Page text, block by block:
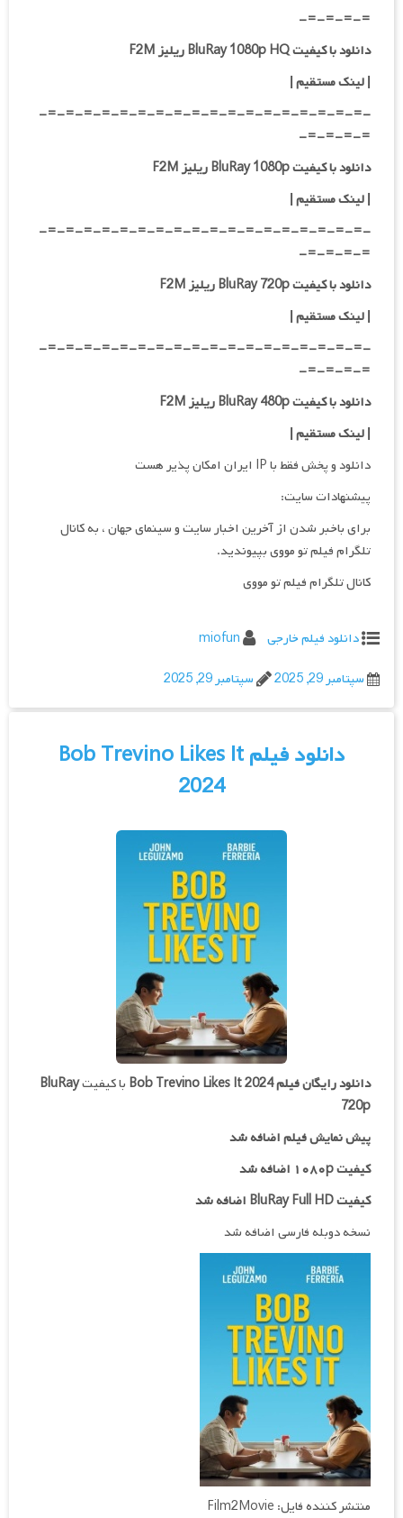
=-=-=-=-
دانلود با کیفیت BluRay 1080p HQ ریلیز F2M
| لینک مستقیم |
-=-=-=-=-=-=-=-=-=-=-=-=-=-=-=-=-=-=-
=-=-=-=-
دانلود با کیفیت BluRay 1080p ریلیز F2M
| لینک مستقیم |
-=-=-=-=-=-=-=-=-=-=-=-=-=-=-=-=-=-=-
=-=-=-=-
دانلود با کیفیت BluRay 720p ریلیز F2M
| لینک مستقیم |
-=-=-=-=-=-=-=-=-=-=-=-=-=-=-=-=-=-=-
=-=-=-=-
دانلود با کیفیت BluRay 480p ریلیز F2M
| لینک مستقیم |
دانلود و پخش فقط با IP ایران امکان پذیر هست
پیشنهادات سایت:
برای باخبر شدن از آخرین اخبار سایت و سینمای جهان ، به کانال
تلگرام فیلم تو مووی بپیوندید.
کانال تلگرام فیلم تو مووی
دانلود فیلم خارجی
miofun
سپتامبر 29, 2025
سپتامبر 29, 2025
دانلود فیلم Bob Trevino Likes It
2024
دانلود رایگان فیلمBob Trevino Likes It 2024 با کیفیتBluRay
720p
پیش نمایش فیلم اضافه شد
کیفیت ۱۰۸۰p اضافه شد
کیفیت BluRay Full HD اضافه شد
نسخه دوبله فارسی اضافه شد
منتشر کننده فایل: Film2Movie